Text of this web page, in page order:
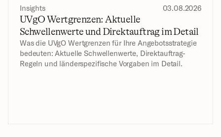
Insights 03.08.2026
UVgO Wertgrenzen: Aktuelle
Schwellenwerte und Direktauftrag im Detail
Was die UVgO Wertgrenzen für Ihre Angebotsstrategie
bedeuten: Aktuelle Schwellenwerte, Direktauftrag-
Regeln und länderspezifische Vorgaben im Detail.